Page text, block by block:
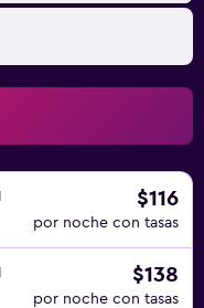
$116
por noche con tasas
$138
por noche con tasas